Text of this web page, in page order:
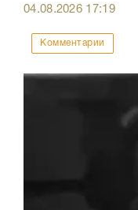
04.08.2026 17:19
Комментарии